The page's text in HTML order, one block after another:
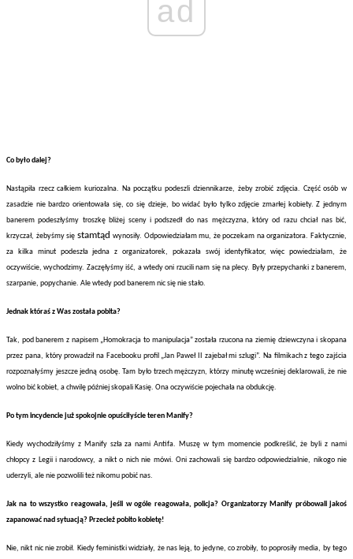
ad
Co było dalej?
Nastąpiła rzecz całkiem kuriozalna. Na początku podeszli dziennikarze, żeby zrobić zdjęcia. Część osób w
zasadzie nie bardzo orientowała się, co się dzieje, bo widać było tylko zdjęcie zmarłej kobiety. Z jednym
banerem podeszłyśmy troszkę bliżej sceny i podszedł do nas mężczyzna, który od razu chciał nas bić,
krzyczał, żebyśmy się stamtąd wynosiły. Odpowiedziałam mu, że poczekam na organizatora. Faktycznie,
za kilka minut podeszła jedna z organizatorek, pokazała swój identyfikator, więc powiedziałam, że
oczywiście, wychodzimy. Zaczęłyśmy iść, a wtedy oni rzucili nam się na plecy. Były przepychanki z banerem,
szarpanie, popychanie. Ale wtedy pod banerem nic się nie stało.
Jednak któraś z Was została pobita?
Tak, pod banerem z napisem „Homokracja to manipulacja” została rzucona na ziemię dziewczyna i skopana
przez pana, który prowadził na Facebooku profil „Jan Paweł II zajebał mi szlugi”. Na filmikach z tego zajścia
rozpoznałyśmy jeszcze jedną osobę. Tam było trzech mężczyzn, którzy minutę wcześniej deklarowali, że nie
wolno bić kobiet, a chwilę później skopali Kasię. Ona oczywiście pojechała na obdukcję.
Po tym incydencie już spokojnie opuściłyście teren Manify?
Kiedy wychodziłyśmy z Manify szła za nami Antifa. Muszę w tym momencie podkreślić, że byli z nami
chłopcy z Legii i narodowcy, a nikt o nich nie mówi. Oni zachowali się bardzo odpowiedzialnie, nikogo nie
uderzyli, ale nie pozwolili też nikomu pobić nas.
Jak na to wszystko reagowała, jeśli w ogóle reagowała, policja? Organizatorzy Manify próbowali jakoś
zapanować nad sytuacją? Przecież pobito kobietę!
Nie, nikt nic nie zrobił. Kiedy feministki widziały, że nas leją, to jedyne, co zrobiły, to poprosiły media, by tego